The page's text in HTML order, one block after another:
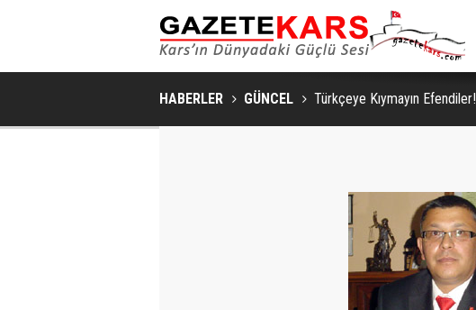
HABERLER GÜNCEL Türkçeye Kıymayın